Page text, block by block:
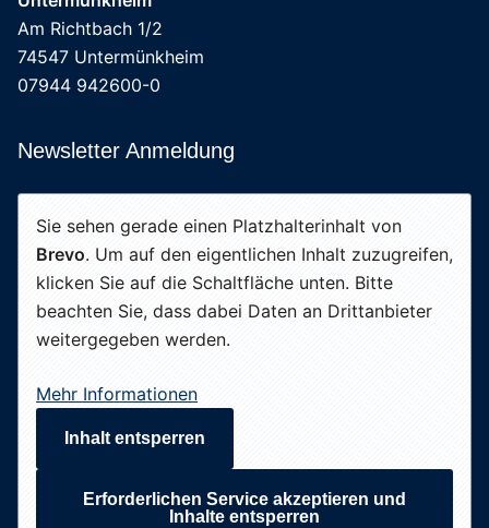
Am Richtbach 1/2
74547 Untermünkheim
07944 942600-0
Newsletter Anmeldung
Sie sehen gerade einen Platzhalterinhalt von
Brevo. Um auf den eigentlichen Inhalt zuzugreifen,
klicken Sie auf die Schaltfläche unten. Bitte
beachten Sie, dass dabei Daten an Drittanbieter
weitergegeben werden.
Mehr Informationen
Inhalt entsperren
Erforderlichen Service akzeptieren und
Inhalte entsperren